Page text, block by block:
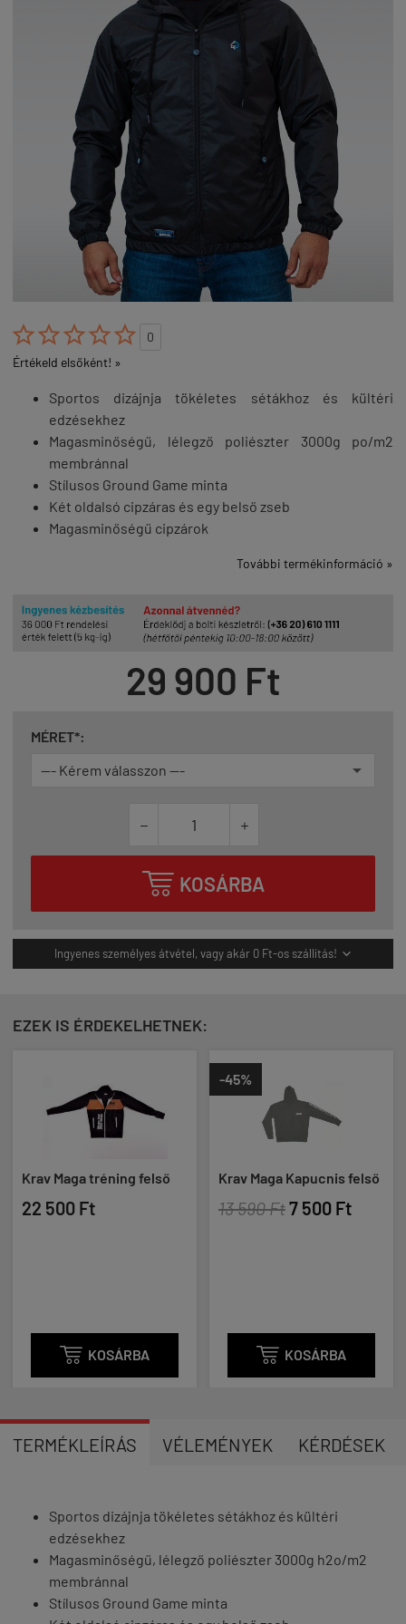

0
Értékeld elsőként! »
Sportos dizájnja tökéletes sétákhoz és kültéri
edzésekhez
Magasminőségű, lélegző poliészter 3000g po/m2
membránnal
Stílusos Ground Game minta
Két oldalsó cipzáras és egy belső zseb
Magasminőségű cipzárok
További termékinformáció »
29 900 Ft
MÉRET*:
 
 KOSÁRBA
Ingyenes személyes átvétel, vagy akár 0 Ft-os szállítás! 
EZEK IS ÉRDEKELHETNEK:
Krav Maga tréning felső
22 500 Ft
 KOSÁRBA
-45%
Krav Maga Kapucnis felső
13 590 Ft7 500 Ft
 KOSÁRBA
TERMÉKLEÍRÁS VÉLEMÉNYEK KÉRDÉSEK
Sportos dizájnja tökéletes sétákhoz és kültéri
edzésekhez
Magasminőségű, lélegző poliészter 3000g h2o/m2
membránnal
Stílusos Ground Game minta